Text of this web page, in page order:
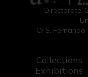
Directorate-
C/ S.
Collections
Exhibitions